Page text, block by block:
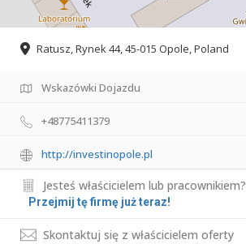
Ratusz, Rynek 44, 45-015 Opole, Poland
Wskazówki Dojazdu
+48775411379
http://investinopole.pl
Jesteś właścicielem lub pracownikiem?
Przejmij tę firmę już teraz!
Skontaktuj się z właścicielem oferty